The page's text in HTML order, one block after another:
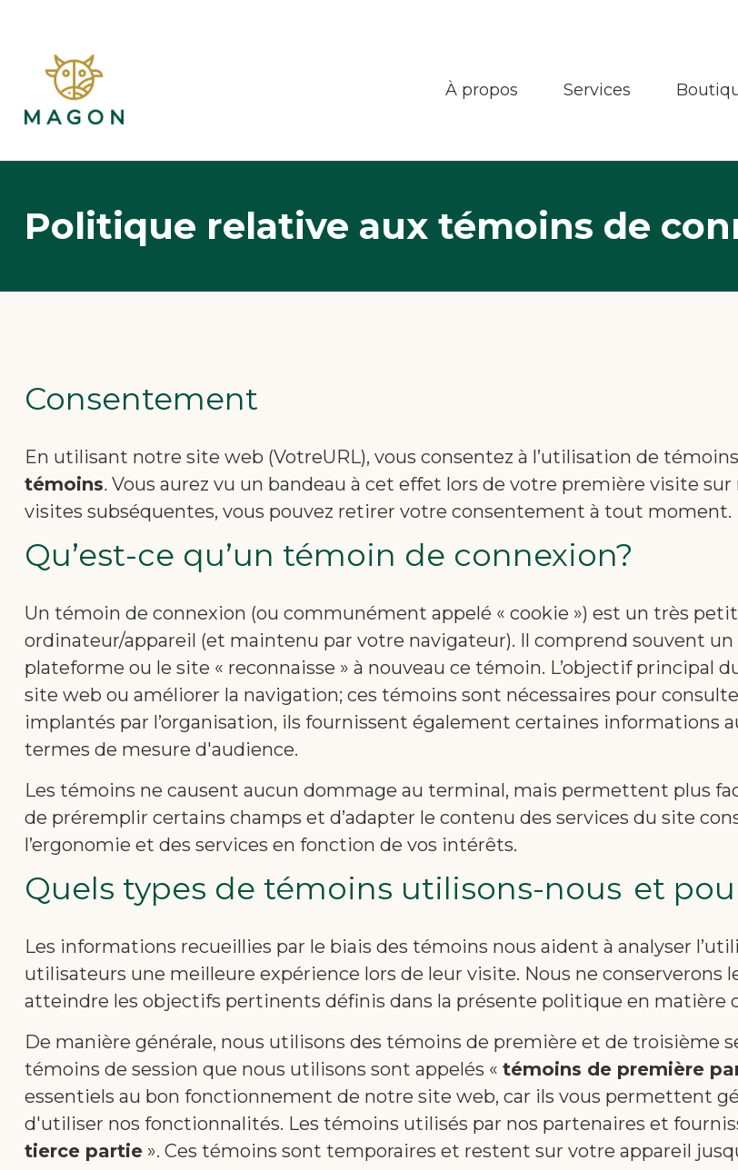
À propos Services
Politique relative aux témoins de
Consentement
En utilisant notre site web (VotreURL), vous consentez à l’utilisation de
témoins. Vous aurez vu un bandeau à cet effet lors de votre première visite sur
visites subséquentes, vous pouvez retirer votre consentement à tout moment.
Qu’est-ce qu’un témoin de connexion?
Un témoin de connexion (ou communément appelé « cookie ») est un très
ordinateur/appareil (et maintenu par votre navigateur). Il comprend souvent
plateforme ou le site « reconnaisse » à nouveau ce témoin. L’objectif principal
site web ou améliorer la navigation; ces témoins sont nécessaires pour
implantés par l’organisation, ils fournissent également certaines informations
termes de mesure d'audience.
Les témoins ne causent aucun dommage au terminal, mais permettent plus
de préremplir certains champs et d’adapter le contenu des services du site
l’ergonomie et des services en fonction de vos intérêts.
Quels types de témoins utilisons-nous et
Les informations recueillies par le biais des témoins nous aident à analyser
utilisateurs une meilleure expérience lors de leur visite. Nous ne conserverons
atteindre les objectifs pertinents définis dans la présente politique en matière
De manière générale, nous utilisons des témoins de première et de troisième
témoins de session que nous utilisons sont appelés « témoins de première
essentiels au bon fonctionnement de notre site web, car ils vous permettent
d'utiliser nos fonctionnalités. Les témoins utilisés par nos partenaires et
tierce partie ». Ces témoins sont temporaires et restent sur votre appareil